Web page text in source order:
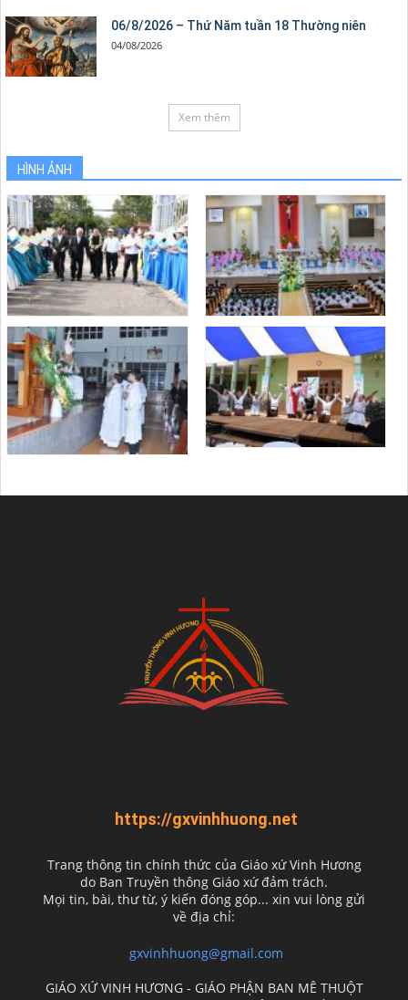
06/8/2026 – Thứ Năm tuần 18 Thường niên
04/08/2026
Xem thêm
HÌNH ẢNH
https://gxvinhhuong.net
Trang thông tin chính thức của Giáo xứ Vinh Hương
do Ban Truyền thông Giáo xứ đảm trách.
Mọi tin, bài, thư từ, ý kiến đóng góp... xin vui lòng gửi
về địa chỉ:
gxvinhhuong@gmail.com
GIÁO XỨ VINH HƯƠNG - GIÁO PHẬN BAN MÊ THUỘT